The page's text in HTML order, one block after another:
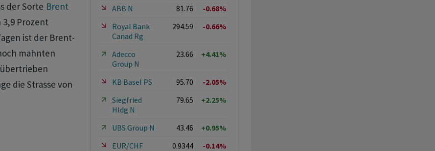
der Sorte Brent
Prozent
ist der Brent-
mahnten
die Strasse von
ABB N 81.76
-0.68%
Royal Bank
Canad Rg
294.59 -0.66%
Adecco
Group N
23.66 +4.41%
KB Basel PS 95.70
-2.05%
Siegfried
Hldg N
79.65 +2.25%
UBS Group N 43.46
+0.95%
EUR/CHF
0.9344 -0.14%